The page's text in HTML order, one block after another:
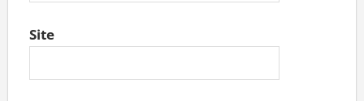
Site